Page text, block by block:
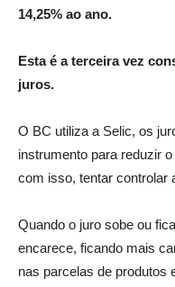
14,25% ao ano.
Esta é a terceira vez
juros.
O BC utiliza a Selic, os
instrumento para reduzir
com isso, tentar controlar
Quando o juro sobe ou
encarece, ficando mais
nas parcelas de produtos